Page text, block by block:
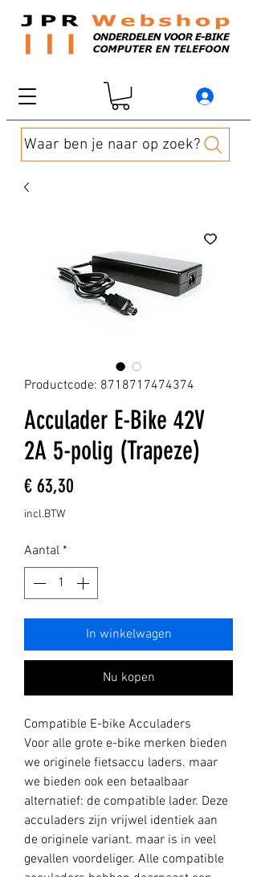
Waar ben je naar op zoek?
Productcode: 8718717474374
Acculader E-Bike 42V
2A 5-polig (Trapeze)
€ 63,30
incl.BTW
Aantal *
In winkelwagen
Nu kopen
Compatible E-bike Acculaders
Voor alle grote e-bike merken bieden
we originele fietsaccu laders. maar
we bieden ook een betaalbaar
alternatief: de compatible lader. Deze
acculaders zijn vrijwel identiek aan
de originele variant. maar is in veel
gevallen voordeliger. Alle compatible